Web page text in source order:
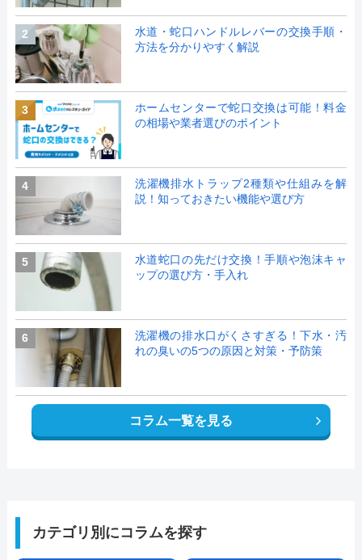
2
水道・蛇口ハンドルレバーの交換手順・
方法を分かりやすく解説
3
ホームセンターで蛇口交換は可能！料金
の相場や業者選びのポイント
4
洗濯機排水トラップ2種類や仕組みを解
説！知っておきたい機能や選び方
5
水道蛇口の先だけ交換！手順や泡沫キャ
ップの選び方・手入れ
6
洗濯機の排水口がくさすぎる！下水・汚
れの臭いの5つの原因と対策・予防策
コラム一覧を見る
カテゴリ別にコラムを探す